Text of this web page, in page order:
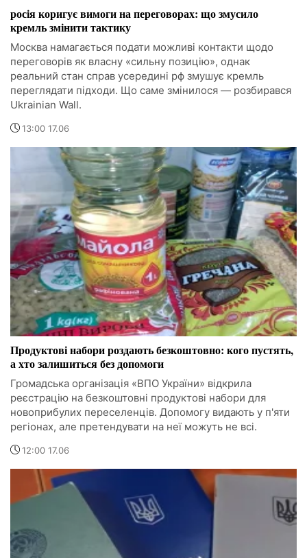
росія коригує вимоги на переговорах: що змусило
кремль змінити тактику
Москва намагається подати можливі контакти щодо
переговорів як власну «сильну позицію», однак
реальний стан справ усередині рф змушує кремль
переглядати підходи. Що саме змінилося — розбирався
Ukrainian Wall.
13:00 17.06
Продуктові набори роздають безкоштовно: кого пустять,
а хто залишиться без допомоги
Громадська організація «ВПО України» відкрила
реєстрацію на безкоштовні продуктові набори для
новоприбулих переселенців. Допомогу видають у п'яти
регіонах, але претендувати на неї можуть не всі.
12:00 17.06